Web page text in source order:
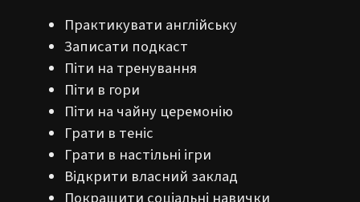
Практикувати англійську
Записати подкаст
Піти на тренування
Піти в гори
Піти на чайну церемонію
Грати в теніс
Грати в настільні ігри
Відкрити власний заклад